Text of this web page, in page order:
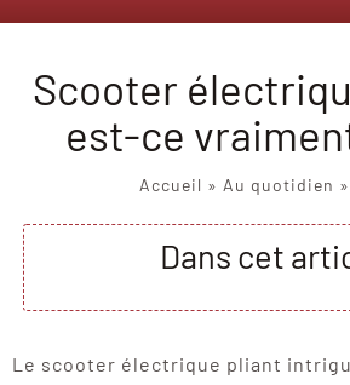
Scooter
est-ce
Accueil » Au quotidien »
Dans cet
Le scooter électrique pliant